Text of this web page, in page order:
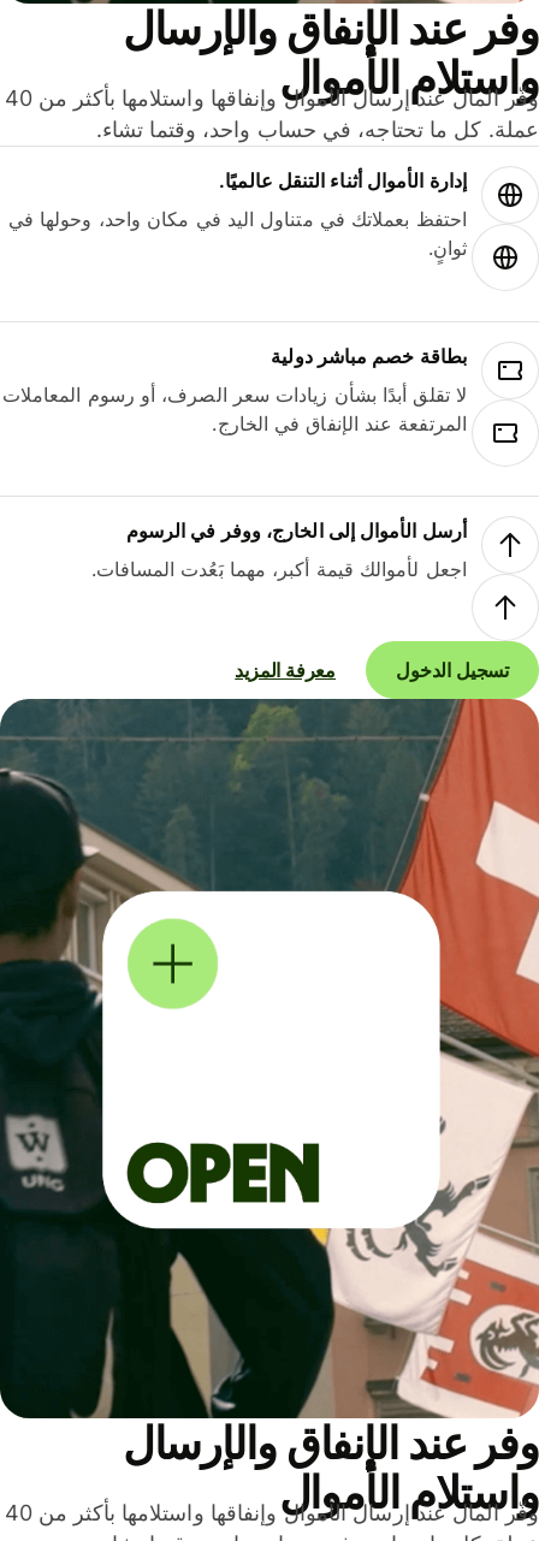
عند الإنفاق والإرسال
الأموال
وفّر المال عند إرسال الأموال وإنفاقها واستلامها بأكثر من 40
كل ما تحتاجه، في حساب واحد، وقتما تشاء.
إدارة الأموال أثناء التنقل عالميًا.
احتفظ بعملاتك في متناول اليد في مكان واحد، وحولها في
ثوانٍ.
بطاقة خصم مباشر دولية
لا تقلق أبدًا بشأن زيادات سعر الصرف، أو رسوم المعاملات
المرتفعة عند الإنفاق في الخارج.
أرسل الأموال إلى الخارج، ووفر في الرسوم
اجعل لأموالك قيمة أكبر، مهما بَعُدت المسافات.
تسجيل الدخول معرفة المزيد
عند الإنفاق والإرسال
الأموال
وفّر المال عند إرسال الأموال وإنفاقها واستلامها بأكثر من 40